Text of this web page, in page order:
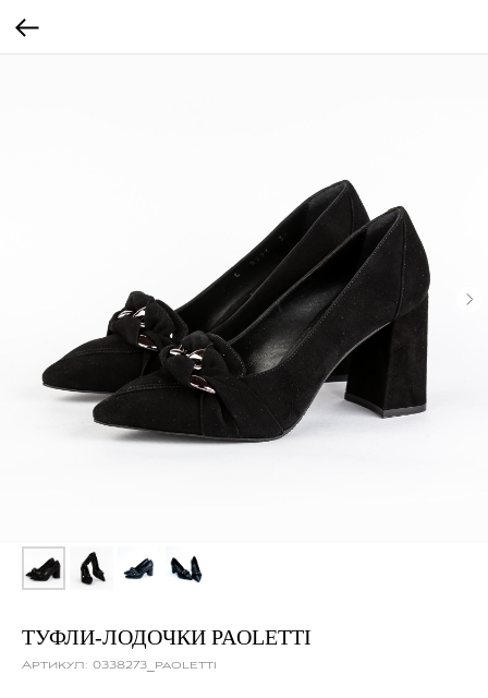
ТУФЛИ-ЛОДОЧКИ PAOLETTI
Артикул: 0338273_paoletti